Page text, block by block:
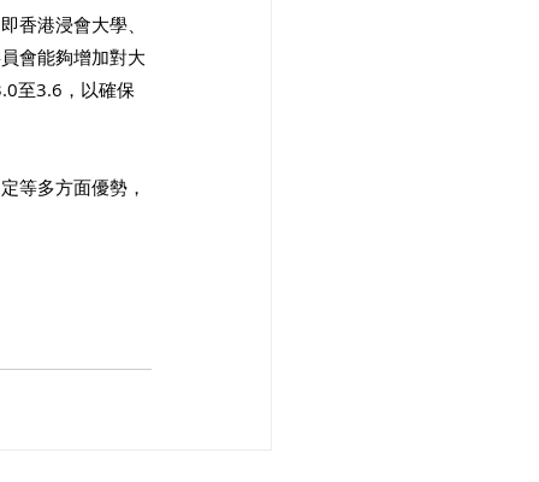
香港浸會大學、
會能夠增加對大
至3.6，以確保
等多方面優勢，